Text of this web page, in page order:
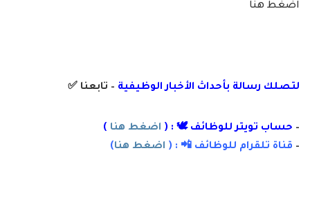
اضغط هنا
لتصلك رسالة بأحداث الأخبار الوظيفية – تابعنا ✅
– حساب تويتر للوظائف 🕊 : ( اضغط هنا )
– قناة تلقرام للوظائف 📲 : ( اضغط هنا)